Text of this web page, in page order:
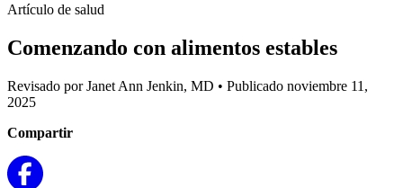
Artículo de salud
Comenzando con alimentos estables
Revisado por Janet Ann Jenkin, MD • Publicado noviembre 11,
2025
Compartir